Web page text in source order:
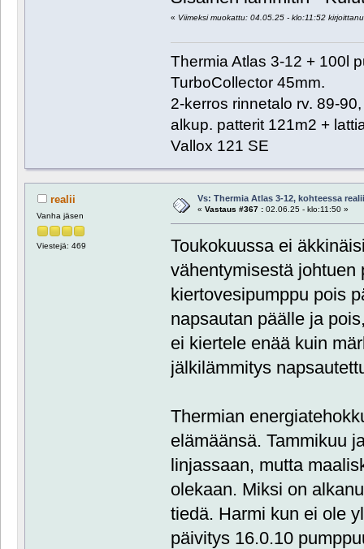
« Viimeksi muokattu: 04.05.25 - klo:11:52
Thermia Atlas 3-12 + 100l
TurboCollector 45mm.
2-kerros rinnetalo rv. 89-
alkup. patterit 121m2 +
Vallox 121 SE
realii
Vanha jäsen
Viestejä: 469
Vs: Thermia Atlas 3-12, kohteessa realii
« Vastaus #367 :02.06.25 - klo:11:50 »
Toukokuussa ei
vähentymisestä
kiertovesipumppu pois
napsautan päälle ja
ei kiertele enää kuin
jälkilämmitys
Thermian
elämäänsä. Tammikuu
linjassaan, mutta
olekaan. Miksi on
tiedä. Harmi kun ei ole
päivitys 16.0.10